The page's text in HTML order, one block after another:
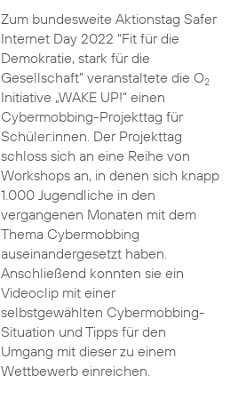
Zum bundesweite Aktionstag Safer
Internet Day 2022 “Fit für die
Demokratie, stark für die
Gesellschaft” veranstaltete die O2
Initiative „WAKE UP!“ einen
Cybermobbing-Projekttag für
Schüler:innen. Der Projekttag
schloss sich an eine Reihe von
Workshops an, in denen sich knapp
1.000 Jugendliche in den
vergangenen Monaten mit dem
Thema Cybermobbing
auseinandergesetzt haben.
Anschließend konnten sie ein
Videoclip mit einer
selbstgewählten Cybermobbing-
Situation und Tipps für den
Umgang mit dieser zu einem
Wettbewerb einreichen.